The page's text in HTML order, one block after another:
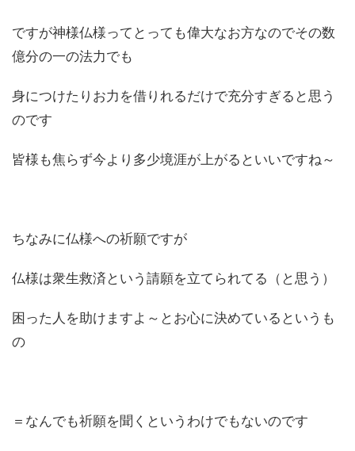
ですが神様仏様ってとっても偉大なお方なのでその数
億分の一の法力でも
身につけたりお力を借りれるだけで充分すぎると思う
のです
皆様も焦らず今より多少境涯が上がるといいですね～
ちなみに仏様への祈願ですが
仏様は衆生救済という請願を立てられてる（と思う）
困った人を助けますよ～とお心に決めているというも
の
＝なんでも祈願を聞くというわけでもないのです